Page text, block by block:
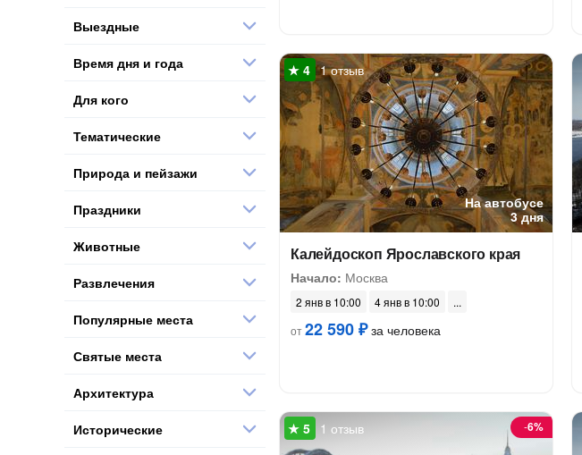
На автобусе
3 дня
1 отзыв
Калейдоскоп Ярославского края
Начало: Москва
2 янв в 10:00
4 янв в 10:00
от22 590 ₽за человека
-6%
1 отзыв
Выездные
Время дня и года
Для кого
Тематические
Природа и пейзажи
Праздники
Животные
Развлечения
Популярные места
Святые места
Архитектура
Исторические